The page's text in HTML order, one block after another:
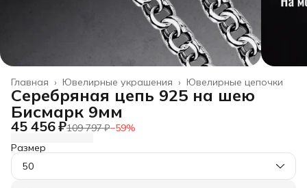
Ювелирные цепочки
Ювелирные украшения ›
Главная ›
Серебряная цепь 925 на шею
Бисмарк 9мм
45 456 ₽109 797 ₽−59%
Размер
50